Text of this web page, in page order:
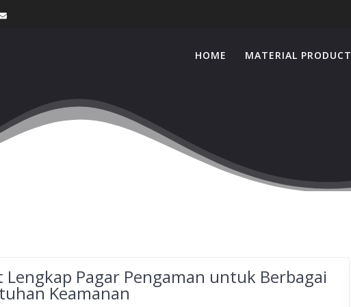
HOME MATERIAL PRODUCT
Lengkap Pagar Pengaman untuk Berbagai
Keamanan